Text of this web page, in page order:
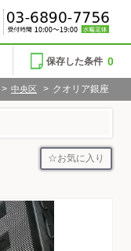
保存した条件 0
> 中央区 > クオリア銀座
お気に入り